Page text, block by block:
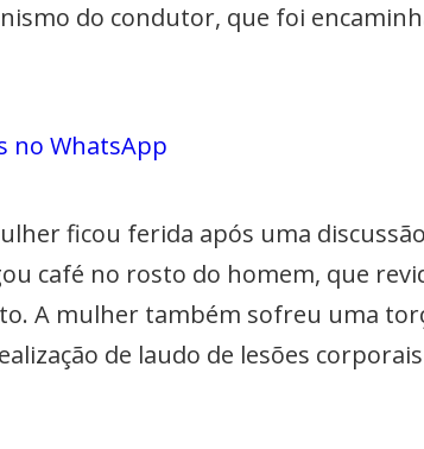
do condutor, que foi
no WhatsApp
ficou ferida após uma
café no rosto do homem, que
A mulher também sofreu uma
de laudo de lesões